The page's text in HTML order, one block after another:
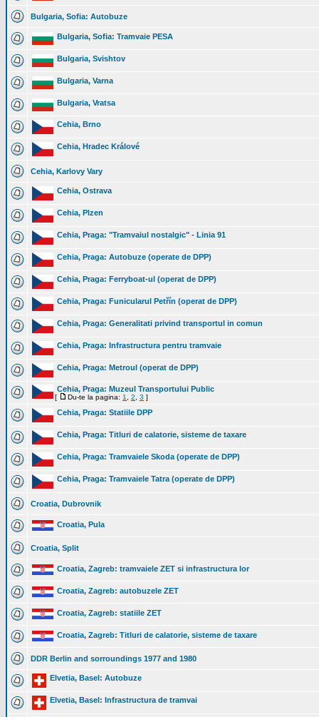
Bulgaria, Sofia: Autobuze
Bulgaria, Sofia: Tramvaie PESA
Bulgaria, Svishtov
Bulgaria, Varna
Bulgaria, Vratsa
Cehia, Brno
Cehia, Hradec Králové
Cehia, Karlovy Vary
Cehia, Ostrava
Cehia, Plzen
Cehia, Praga: "Tramvaiul nostalgic" - Linia 91
Cehia, Praga: Autobuze (operate de DPP)
Cehia, Praga: Ferryboat-ul (operat de DPP)
Cehia, Praga: Funicularul Petřín (operat de DPP)
Cehia, Praga: Generalitati privind transportul in comun
Cehia, Praga: Infrastructura pentru tramvaie
Cehia, Praga: Metroul (operat de DPP)
Cehia, Praga: Muzeul Transportului Public
[ Du-te la pagina: 1 2 3 ]
Cehia, Praga: Statiile DPP
Cehia, Praga: Titluri de calatorie, sisteme de taxare
Cehia, Praga: Tramvaiele Skoda (operate de DPP)
Cehia, Praga: Tramvaiele Tatra (operate de DPP)
Croatia, Dubrovnik
Croatia, Pula
Croatia, Split
Croatia, Zagreb: tramvaiele ZET si infrastructura lor
Croatia, Zagreb: autobuzele ZET
Croatia, Zagreb: statiile ZET
Croatia, Zagreb: Titluri de calatorie, sisteme de taxare
DDR Berlin and sorroundings 1977 and 1980
Elvetia, Basel: Autobuze
Elvetia, Basel: Infrastructura de tramvai